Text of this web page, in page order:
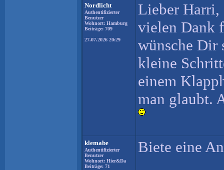
Nordlicht
Authentifizierter
Benutzer
Wohnort: Hamburg
Beiträge: 709
27.07.2026 20:29
Lieber Harri,
vielen Dank
wünsche Dir
kleine
einem
man glaubt.
klemabe
Authentifizierter
Benutzer
Wohnort: Hier&Da
Beiträge: 71
Biete eine